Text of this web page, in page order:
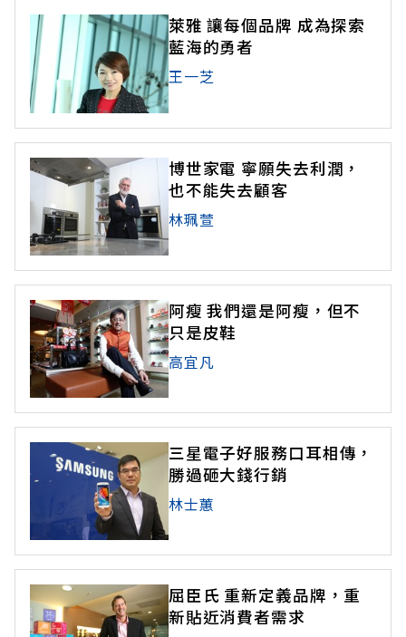
萊雅 讓每個品牌 成為探索
藍海的勇者
王一芝
博世家電 寧願失去利潤，
也不能失去顧客
林珮萱
阿瘦 我們還是阿瘦，但不
只是皮鞋
高宜凡
三星電子好服務口耳相傳，
勝過砸大錢行銷
林士蕙
屈臣氏 重新定義品牌，重
新貼近消費者需求